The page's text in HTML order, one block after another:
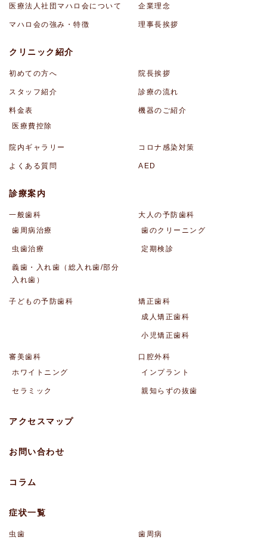
医療法人社団マハロ会について 企業理念
マハロ会の強み・特徴 理事長挨拶
クリニック紹介
初めての方へ 院長挨拶
スタッフ紹介 診療の流れ
料金表
医療費控除
機器のご紹介
院内ギャラリー コロナ感染対策
よくある質問 AED
診療案内
一般歯科
歯周病治療
虫歯治療
義歯・入れ歯（総入れ歯/部分
入れ歯）
大人の予防歯科
歯のクリーニング
定期検診
子どもの予防歯科
矯正歯科
成人矯正歯科
小児矯正歯科
審美歯科
ホワイトニング
セラミック
口腔外科
インプラント
親知らずの抜歯
アクセスマップ
お問い合わせ
コラム
症状一覧
虫歯 歯周病